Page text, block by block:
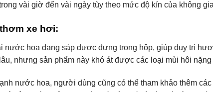
vài giờ đến vài ngày tùy theo mức độ kín của không
xe hơi:
nước hoa dạng sáp được đựng trong hộp, giúp duy trì
nhưng sản phẩm này khó át được các loại mùi hôi nặng
nước hoa, người dùng cũng có thể tham khảo thêm các